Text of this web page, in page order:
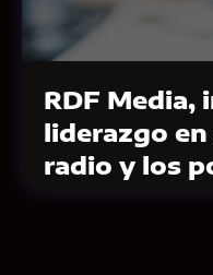
RDF Media,
liderazgo
radio y los